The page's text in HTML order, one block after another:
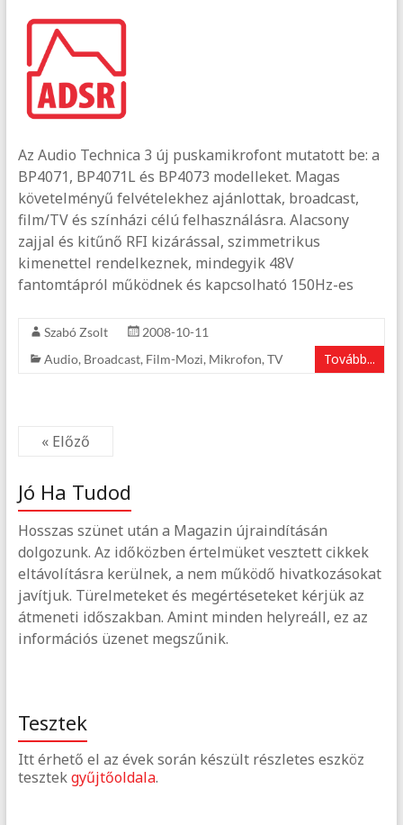
Az Audio Technica 3 új puskamikrofont mutatott be: a
BP4071, BP4071L és BP4073 modelleket. Magas
követelményű felvételekhez ajánlottak, broadcast,
film/TV és színházi célú felhasználásra. Alacsony
zajjal és kitűnő RFI kizárással, szimmetrikus
kimenettel rendelkeznek, mindegyik 48V
fantomtápról működnek és kapcsolható 150Hz-es
Szabó Zsolt
2008-10-11
Audio, Broadcast, Film-Mozi, Mikrofon, TV Tovább...
« Előző
Jó Ha Tudod
Hosszas szünet után a Magazin újraindításán
dolgozunk. Az időközben értelmüket vesztett cikkek
eltávolításra kerülnek, a nem működő hivatkozásokat
javítjuk. Türelmeteket és megértéseteket kérjük az
átmeneti időszakban. Amint minden helyreáll, ez az
információs üzenet megszűnik.
Tesztek
Itt érhető el az évek során készült részletes eszköz
tesztekgyűjtőoldala.